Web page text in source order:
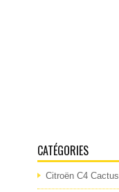
CATÉGORIES
Citroën C4 Cactus